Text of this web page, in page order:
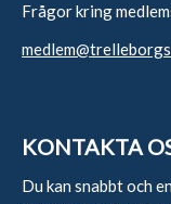
Frågor kring
KONTAKTA
Du kan snabbt och